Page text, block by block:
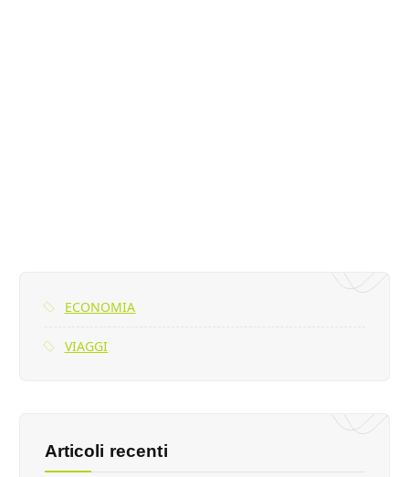
ECONOMIA
VIAGGI
Articoli recenti